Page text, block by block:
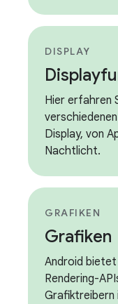
DISPLAY
Hier erfahren
Display, von
Nachtlicht.
GRAFIKEN
Grafiken
Android bietet
Rendering-
Grafiktreibern